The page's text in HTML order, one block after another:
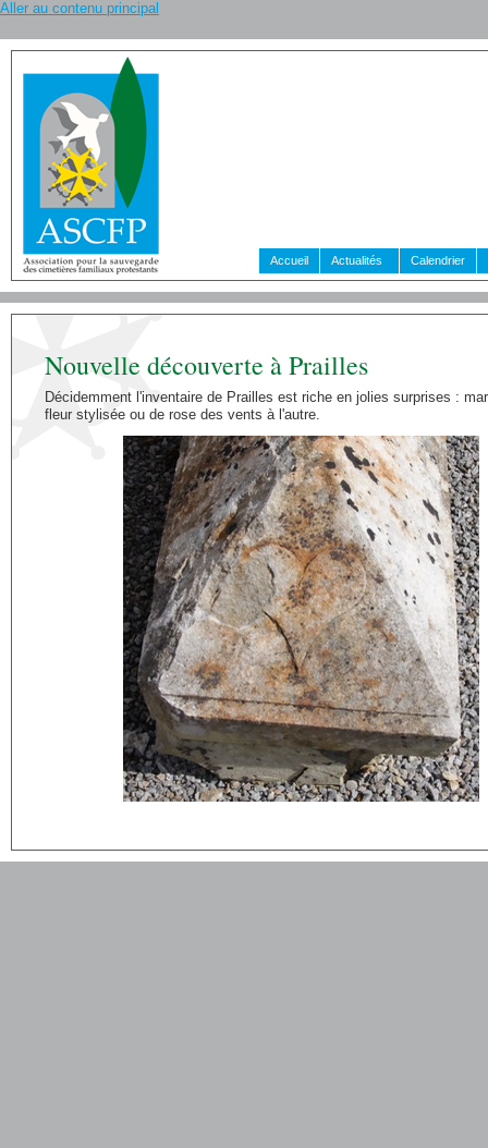
Aller au contenu principal
Accueil Actualités Calendrier
Nouvelle découverte à Prailles
Décidemment l'inventaire de Prailles est riche en jolies surprises :
fleur stylisée ou de rose des vents à l'autre.